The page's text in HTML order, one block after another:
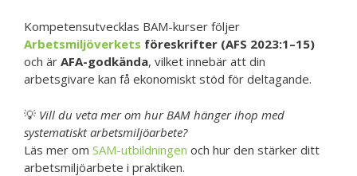
Kompetensutvecklas BAM-kurser följer
Arbetsmiljöverkets föreskrifter (AFS 2023:1–15)
och är AFA-godkända, vilket innebär att din
arbetsgivare kan få ekonomiskt stöd för deltagande.
💡 Vill du veta mer om hur BAM hänger ihop med
systematiskt arbetsmiljöarbete?
Läs mer om SAM-utbildningen och hur den stärker ditt
arbetsmiljöarbete i praktiken.